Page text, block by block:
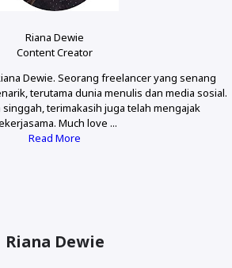
Riana Dewie
Content Creator
Dewie. Seorang freelancer yang senang
terutama dunia menulis dan media sosial.
terimakasih juga telah mengajak
Much love ...
Read More
Riana Dewie